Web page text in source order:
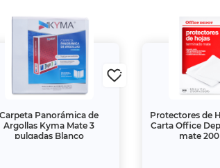
Carpeta Panorámica de
Argollas Kyma Mate 3
pulgadas Blanco
Protectores de
Carta Office
mate